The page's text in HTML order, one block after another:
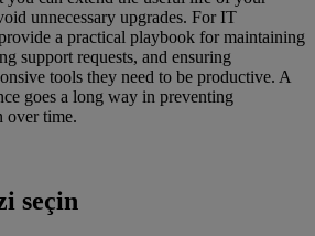
unnecessary upgrades. For IT
a practical playbook for maintaining
support requests, and ensuring
tools they need to be productive. A
goes a long way in preventing
over time.
seçin